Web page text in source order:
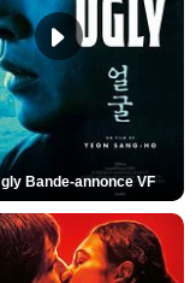
Bande-annonce VF